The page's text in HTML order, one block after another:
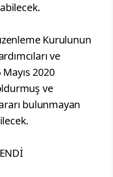
Kurulunun
ve
Mayıs 2020
ve
bulunmayan